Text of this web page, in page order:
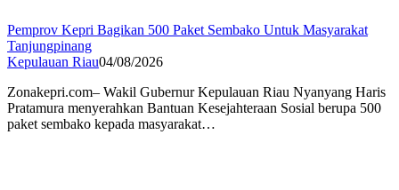
Pemprov Kepri Bagikan 500 Paket Sembako Untuk Masyarakat
Tanjungpinang
Kepulauan Riau04/08/2026
Zonakepri.com– Wakil Gubernur Kepulauan Riau Nyanyang Haris
Pratamura menyerahkan Bantuan Kesejahteraan Sosial berupa 500
paket sembako kepada masyarakat…